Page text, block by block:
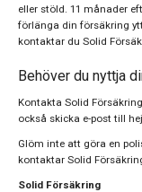
eller stöld. 11 månader
förlänga din försäkring
kontaktar du Solid
Behöver du nyttja
Kontakta Solid
också skicka e-post till
Glöm inte att göra en
kontaktar Solid
Solid Försäkring